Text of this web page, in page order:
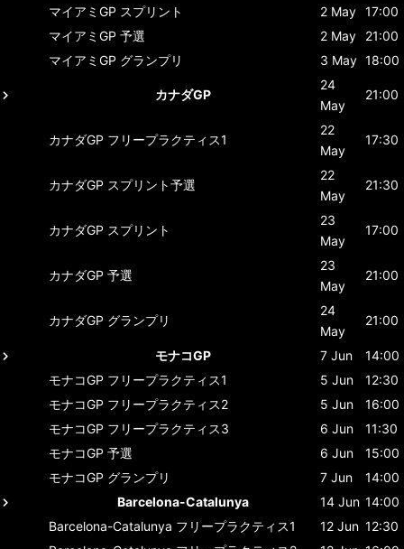
マイアミGP スプリント 2 May 17:00
マイアミGP 予選 2 May
21:00
マイアミGP グランプリ 3 May 18:00
カナダGP
24
May
21:00
カナダGP フリープラクティス1
22
May
17:30
カナダGP スプリント予選
22
May
21:30
カナダGP スプリント
23
May
17:00
カナダGP 予選
23
May
21:00
カナダGP グランプリ
24
May
21:00
モナコGP 7 Jun
14:00
モナコGP フリープラクティス1 5 Jun
12:30
モナコGP フリープラクティス2 5 Jun
16:00
モナコGP フリープラクティス3 6 Jun
11:30
モナコGP 予選 6 Jun
15:00
モナコGP グランプリ 7 Jun
14:00
Barcelona-Catalunya
14 Jun 14:00
Barcelona-Catalunya フリープラクティス1 12 Jun 12:30